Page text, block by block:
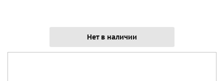
Нет в наличии